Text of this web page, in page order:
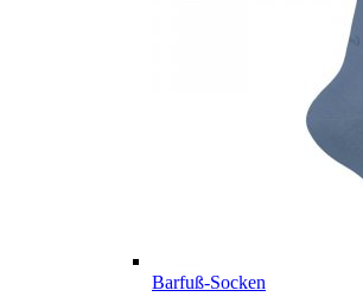
Barfuß-Socken